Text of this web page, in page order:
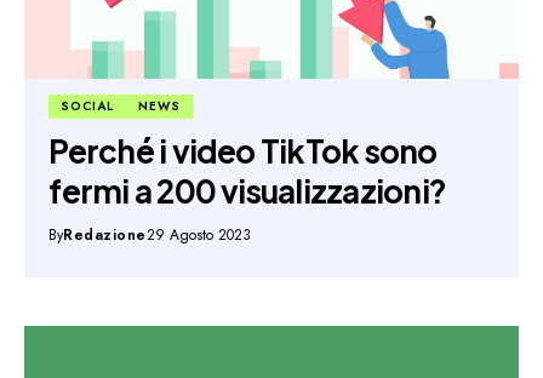
SOCIAL NEWS
Perché i video TikTok sono
fermi a 200 visualizzazioni?
ByRedazione29 Agosto 2023